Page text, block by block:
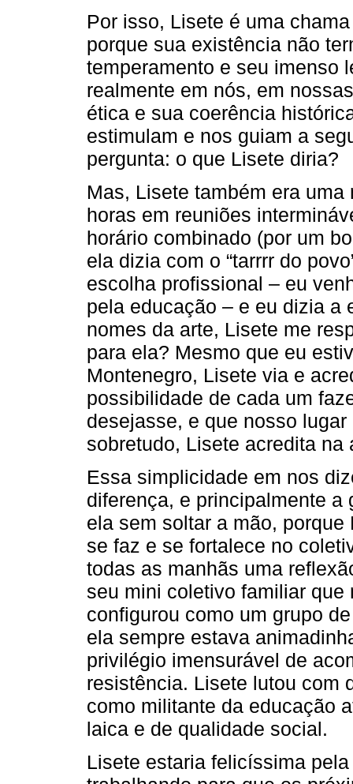
Por isso, Lisete é uma
porque sua existência não
temperamento e seu imenso
realmente em nós, em
ética e sua coerência
estimulam e nos guiam a
pergunta: o que Lisete diria?
Mas, Lisete também era
horas em reuniões
horário combinado (por um
ela dizia com o “tarrrr do
escolha profissional – eu
pela educação – e eu dizia a
nomes da arte, Lisete me
para ela? Mesmo que eu
Montenegro, Lisete via e
possibilidade de cada um
desejasse, e que nosso
sobretudo, Lisete acredita na
Essa simplicidade em nos
diferença, e principalmente
ela sem soltar a mão,
se faz e se fortalece no
todas as manhãs uma
seu mini coletivo familiar
configurou como um grupo
ela sempre estava
privilégio imensurável de
resistência. Lisete lutou com
como militante da educação
laica e de qualidade social.
Lisete estaria felicíssima